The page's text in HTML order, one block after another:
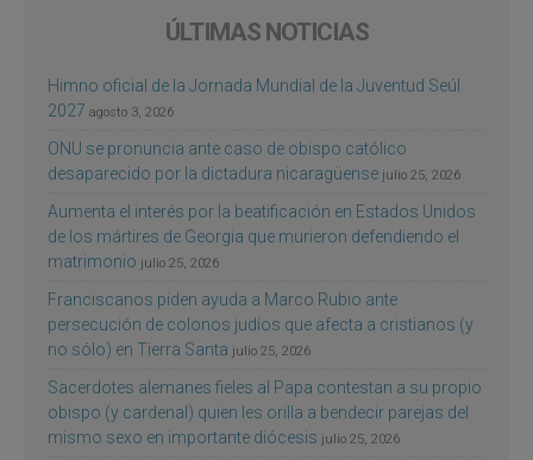
ÚLTIMAS NOTICIAS
Himno oficial de la Jornada Mundial de la Juventud Seúl
2027 agosto 3, 2026
ONU se pronuncia ante caso de obispo católico
desaparecido por la dictadura nicaragüense julio 25, 2026
Aumenta el interés por la beatificación en Estados Unidos
de los mártires de Georgia que murieron defendiendo el
matrimonio julio 25, 2026
Franciscanos piden ayuda a Marco Rubio ante
persecución de colonos judíos que afecta a cristianos (y
no sólo) en Tierra Santa julio 25, 2026
Sacerdotes alemanes fieles al Papa contestan a su propio
obispo (y cardenal) quien les orilla a bendecir parejas del
mismo sexo en importante diócesis julio 25, 2026